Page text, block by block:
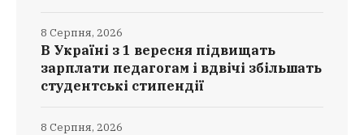
В Україні з 1 вересня підвищать
зарплати педагогам і вдвічі збільшать
студентські стипендії
8 Серпня, 2026
8 Серпня, 2026